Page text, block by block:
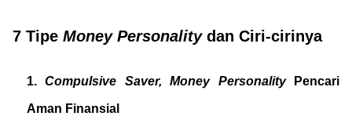
7 Tipe Money Personality dan Ciri-cirinya
1. Compulsive Saver, Money Personality Pencari
Aman Finansial